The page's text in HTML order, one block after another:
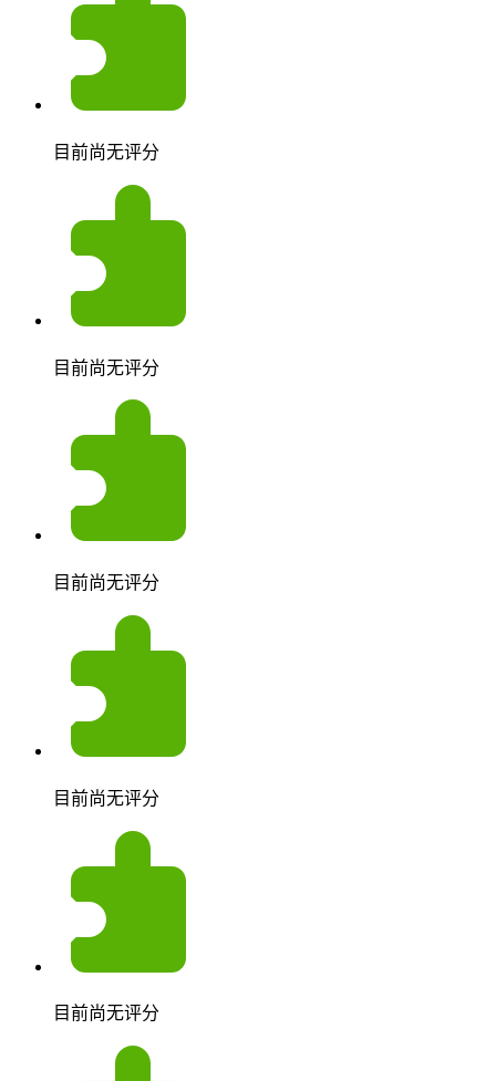
目前尚无评分
目前尚无评分
目前尚无评分
目前尚无评分
目前尚无评分